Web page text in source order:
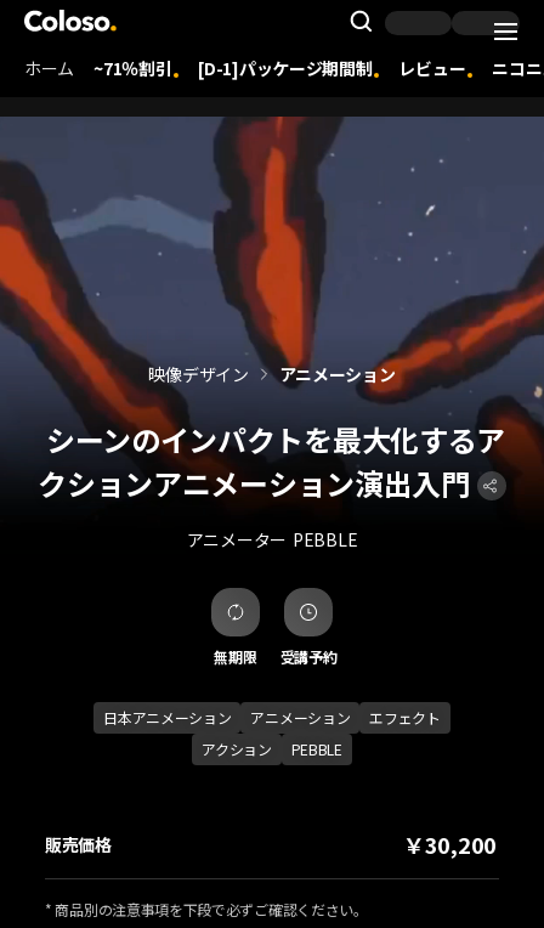
Coloso. | コロソ.
Search
Coloso Menu
ホーム ~71％割引 [D-1]パッケージ期間制 レビュー ニコ
シーンのインパクトを最大化するア
クションアニメーション演出入門
アニメーター PEBBLE
映像デザイン アニメーション
無期限 受講予約
日本アニメーション アニメーション
エフェクト
アクション
PEBBLE
販売価格 ￥30,200
* 商品別の注意事項を下段で必ずご確認ください。